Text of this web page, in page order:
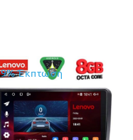
9% Έκπτωση